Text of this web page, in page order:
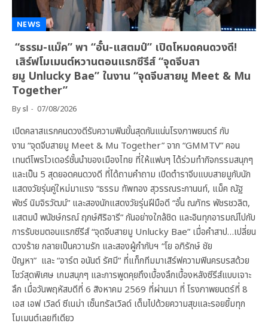
NEWS
“ธรรม-แม็ค” พา “อั๋น-แสตมป์” เปิดโหมดคนดวงดี!
เสิร์ฟโมเมนต์หวานตอนแรกซีรีส์ “จุดจีบสา
ยมู Unlucky Bae” ในงาน “จุดจีบสายมู Meet & Mu
Together”
Bysl 07/08/2026
เปิดคลาสแรกคนดวงดีรับความฟินขั้นสุดกันแน่นโรงภาพยนตร์ กับ
งาน “จุดจีบสายมู Meet & Mu Together” จาก “GMMTV” คอน
เทนต์โพรไวเดอร์ชั้นนำของเมืองไทย ที่ให้แฟนๆ ได้ร่วมทำกิจกรรมสนุกๆ
และเป็น 5 สุดยอดคนดวงดี ที่ได้ถามคำถาม เปิดตำราจีบแบบสายมูกับนัก
แสดงวัยรุ่นคู่ใหม่มาแรง “ธรรม ทัพทอง สุวรรณระกานนท์, แม็ค ณัฐ
พัชร์ นิมจิรวัฒน์” และสองนักแสดงวัยรุ่นฝีมือดี “อั๋น ณภัทร พัชรชวลิต,
แสตมป์ พนัชษ์กรณ์ ฤกษ์ศิริอารี” กันอย่างใกล้ชิด และอินทุกอารมณ์ไปกับ
การรับชมตอนแรกซีรีส์ “จุดจีบสายมู Unlucky Bae” เมื่อคำสาป…เปลี่ยน
ดวงร้าย กลายเป็นความรัก และสองผู้กำกับฯ “โย อภิรักษ์ ชัย
ปัญหา” และ “อาร์ต อนันต์ รัศมี” ที่แท็กทีมมาเสิร์ฟความฟินครบรสด้วย
โชว์สุดพิเศษ เกมสนุกๆ และการพูดคุยถึงเบื้องลึกเบื้องหลังซีรีส์แบบเจาะ
ลึก เมื่อวันพฤหัสบดีที่ 6 สิงหาคม 2569 ที่ผ่านมา ที่ โรงภาพยนตร์ที่ 8
เอส เอฟ เวิลด์ ซีเนม่า เซ็นทรัลเวิลด์ เต็มไปด้วยความสุขและรอยยิ้มทุก
โมเมนต์เลยทีเดียว